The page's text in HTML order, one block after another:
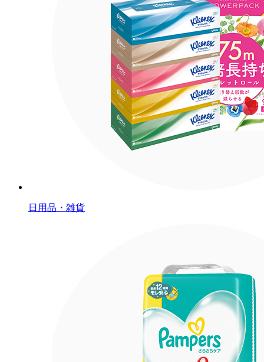
日用品・雑貨